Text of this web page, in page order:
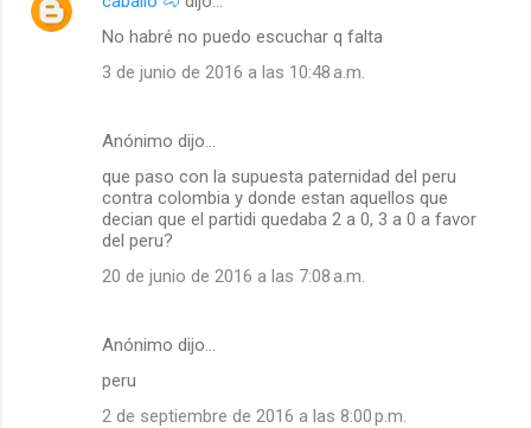
No habré no puedo escuchar q falta
3 de junio de 2016 a las 10:48 a.m.
Anónimo dijo…
que paso con la supuesta paternidad del peru
contra colombia y donde estan aquellos que
decian que el partidi quedaba 2 a 0, 3 a 0 a favor
del peru?
20 de junio de 2016 a las 7:08 a.m.
Anónimo dijo…
peru
2 de septiembre de 2016 a las 8:00 p.m.